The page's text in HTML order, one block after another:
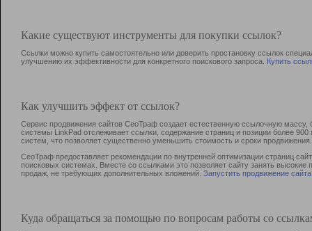
Какие существуют инструменты для покупки ссылок?
Ссылки можно купить самостоятельно или доверить простановку ссылок
улучшению их эффективности для конкретного поискового запроса. Купить
Как улучшить эффект от ссылок?
Сервис продвижения сайтов СеоТраф создает естественную ссылочную
системы LinkPad отслеживает ссылки, содержание страниц и позиции более
систем, что позволяет существенно уменьшить стоимость и сроки продвижения.
СеоТраф предоставляет рекомендации по внутренней оптимизации страниц
поисковых системах. Вместе со ссылками это позволяет сайту занять
продаж, не требующих дополнительных вложений. Запустить продвижение сайта
Куда обращаться за помощью по вопросам работы со